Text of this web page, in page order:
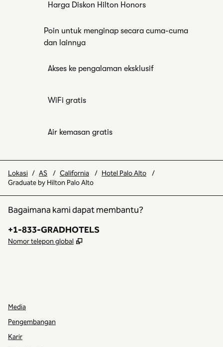
Harga Diskon Hilton Honors
Poin untuk menginap secara cuma-cuma
dan lainnya
Akses ke pengalaman eksklusif
WiFi gratis
Air kemasan gratis
Lokasi / AS / California / Hotel Palo Alto
/
Graduate by Hilton Palo Alto
Bagaimana kami dapat membantu?
Telepon:
+1-833-GRADHOTELS
Nomor telepon global ,
Media
Pengembangan
Karir